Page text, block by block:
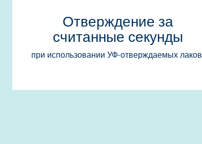
Отверждение за
считанные секунды
при использовании УФ-отверждаемых лаков